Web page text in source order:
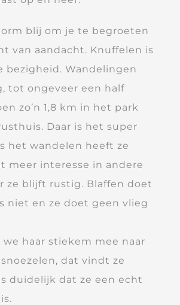
blij om je te begroeten
van aandacht. Knuffelen is
bezigheid. Wandelingen
tot ongeveer een half
zo’n 1,8 km in het park
Daar is het super
het wandelen heeft ze
meer interesse in andere
ze blijft rustig. Blaffen doet
niet en ze doet geen vlieg
we haar stiekem mee naar
dat vindt ze
duidelijk dat ze een echt